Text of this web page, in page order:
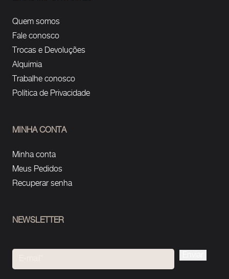
Quem somos
Fale conosco
Trocas e Devoluções
Alquimia
Trabalhe conosco
Política de Privacidade
MINHA CONTA
Minha conta
Meus Pedidos
Recuperar senha
NEWSLETTER